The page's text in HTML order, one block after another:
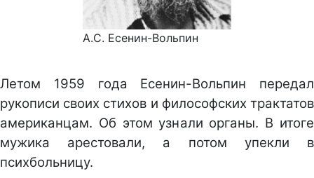
А.С. Есенин-Вольпин
Летом 1959 года Есенин-Вольпин передал
рукописи своих стихов и философских трактатов
американцам. Об этом узнали органы. В итоге
мужика арестовали, а потом упекли в
психбольницу.